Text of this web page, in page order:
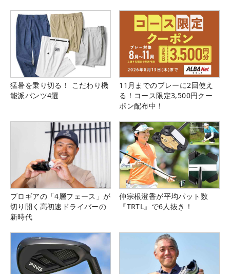
猛暑を乗り切る！ こだわり機
能派パンツ4選
11月までのプレーに2回使え
る！コース限定3,500円クー
ポン配布中！
プロギアの「4層フェース」が
切り開く高初速ドライバーの
新時代
仲宗根澄香が平均パット数
『TRTL』で6人抜き！